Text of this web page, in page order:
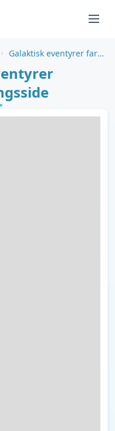
Galaktisk eventyrer farvelægningsside